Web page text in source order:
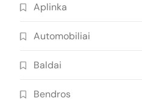
Aplinka
Automobiliai
Baldai
Bendros